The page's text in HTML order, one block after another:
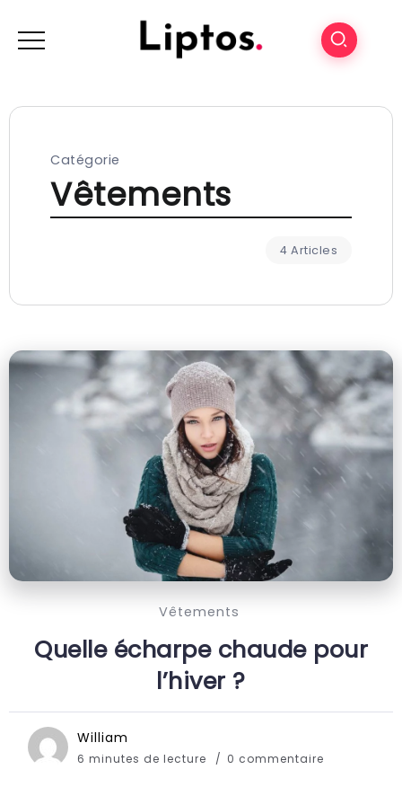
Catégorie
Vêtements
4 Articles
Vêtements
Quelle écharpe chaude pour
l’hiver ?
William
6 minutes de lecture 0 commentaire